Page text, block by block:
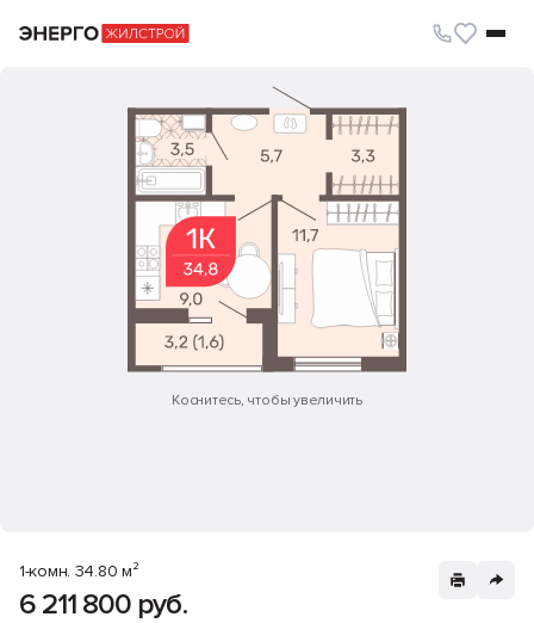
Коснитесь, чтобы увеличить
1-комн. 34.80 м²
6 211 800 руб.